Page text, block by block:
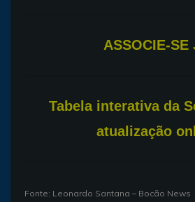
ASSOCIE-SE
Tabela interativa da
atualização
Fonte: Leonardo Santana – Bocão News